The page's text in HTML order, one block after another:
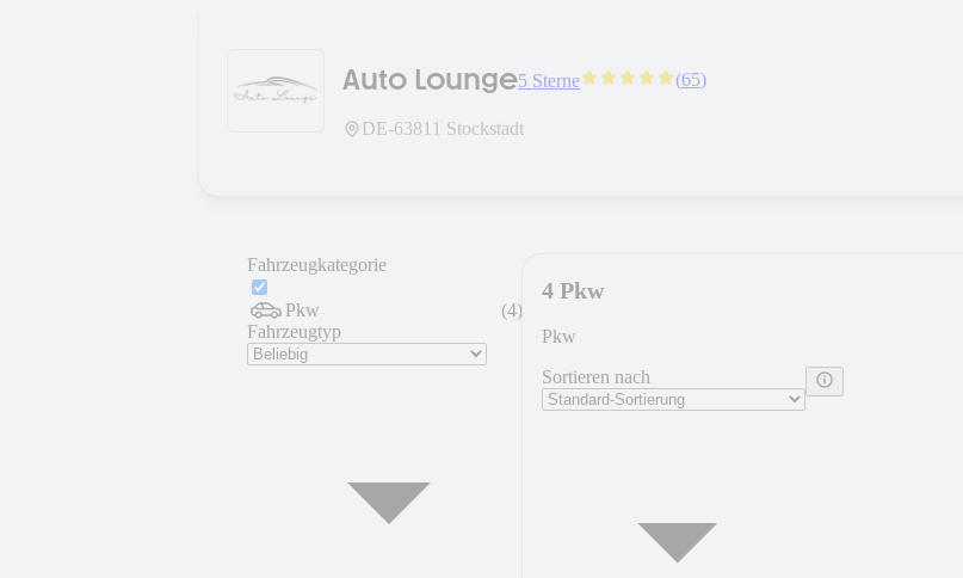
Auto Lounge5 Sterne (65)
DE-63811 Stockstadt
Fahrzeugkategorie
Pkw (4)
Fahrzeugtyp
4 Pkw
Pkw
Sortieren nach